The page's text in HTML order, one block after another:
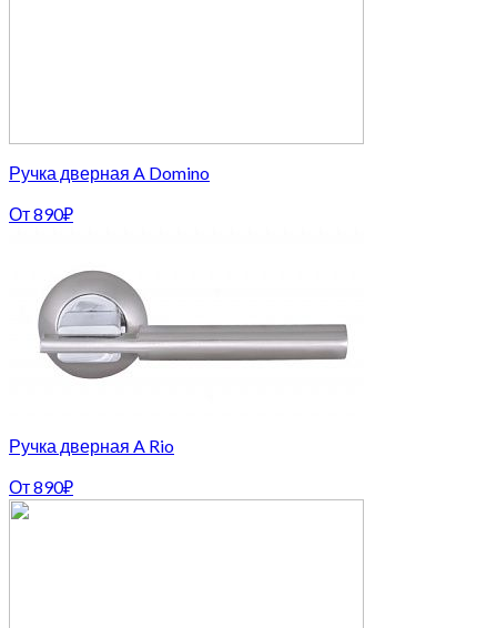
Ручка дверная A Domino
От890₽
Ручка дверная A Rio
От890₽